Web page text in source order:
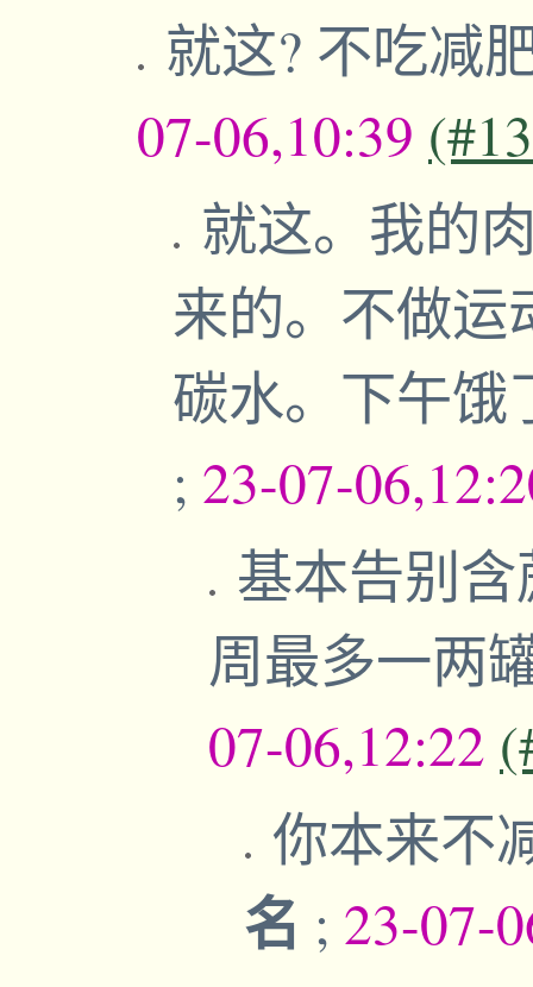
就这? 不吃减
07-06,10:39
就这。我的
来的。不做运
碳水。下午
; 23-07-
基本告别
周最多一两
07-06,12:22
你本来不
名 ; 23-07-